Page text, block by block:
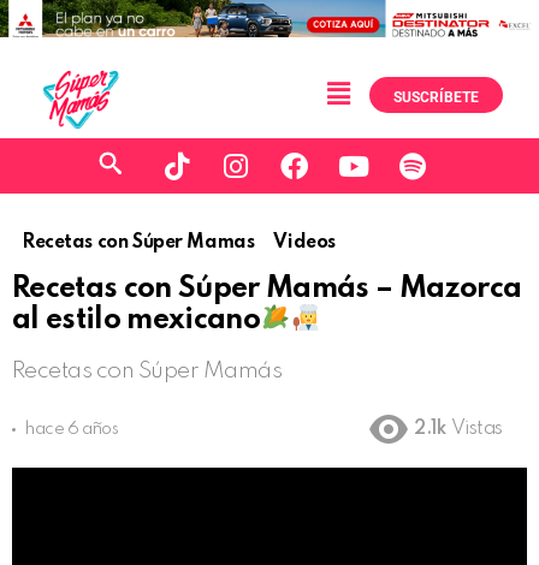
SUSCRÍBETE
Recetas con Súper Mamas Videos
Recetas con Súper Mamás – Mazorca
al estilo mexicano
Recetas con Súper Mamás
hace 6 años 2.1k Vistas